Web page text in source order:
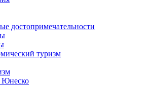
достопримечательности
туризм
Юнеско